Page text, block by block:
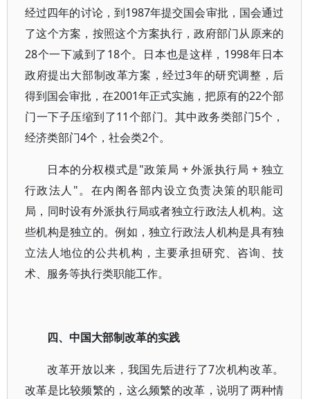
经过四年的讨论，到1987年提交国会审批，国会通过
了这个方案，按照这个方案执行，政府部门从原来的
28个一下减到了18个。日本也是这样，1998年日本
政府提出大部制改革方案，经过3年的研究调整，后
得到国会审批，在2001年正式实施，把原有的22个部
门一下子压缩到了11个部门。其中政务类部门5个，
经济类部门4个，社会类2个。
日本的分权模式是"政策局 + 外派执行局 + 独立
行政法人"。在内阁各部内设立负责决策的职能司
局，同时设有外派执行局或者独立行政法人机构。这
些机构是独立的。例如，独立行政法人机构是具有独
立法人地位的公共机构，主要承担研究、咨询、技
术、服务等执行类职能工作。
四、中国大部制改革的实践
改革开放以来，我国先后进行了7次机构改革。
改革是比较频繁的，这么频繁的改革，说明了两种情